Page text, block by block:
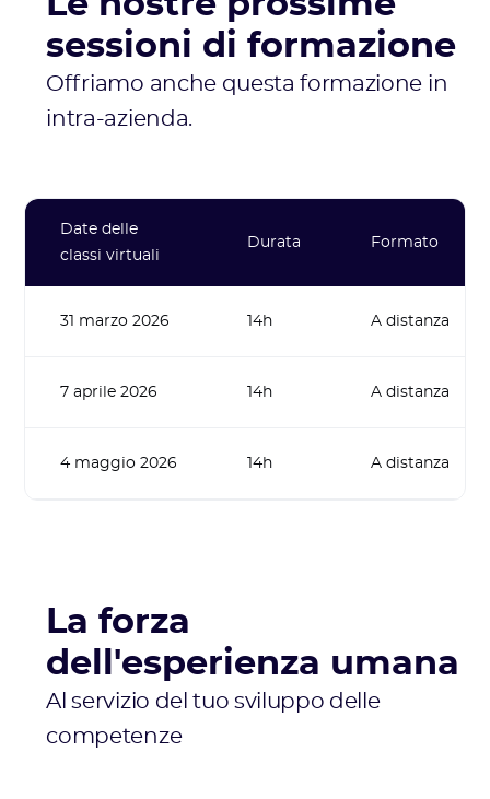
sessioni di formazione
Offriamo anche questa formazione in
intra-azienda.
Date delle
classi virtuali
Durata Formato
31 marzo 2026 14h A distanza
7 aprile 2026 14h A distanza
4 maggio 2026 14h A distanza
La forza
dell'esperienza umana
Al servizio del tuo sviluppo delle
competenze